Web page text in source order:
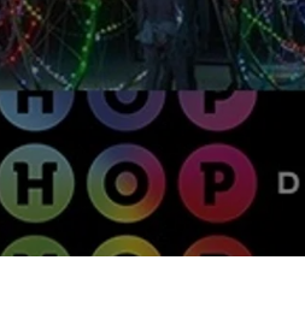
produire lors du Festival
de Metz)